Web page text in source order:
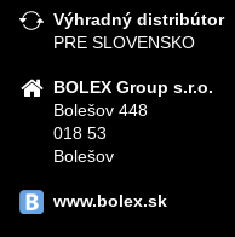
Výhradný distribútor
PRE SLOVENSKO
BOLEX Group s.r.o.
Bolešov 448
018 53
Bolešov
www.bolex.sk